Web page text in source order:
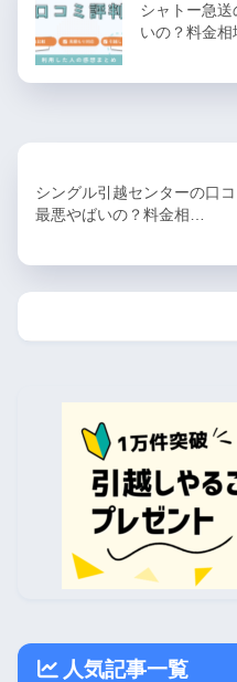
シャトー急
いの？料金
シングル引越センターの口
最悪やばいの？料金相…
人気記事一覧